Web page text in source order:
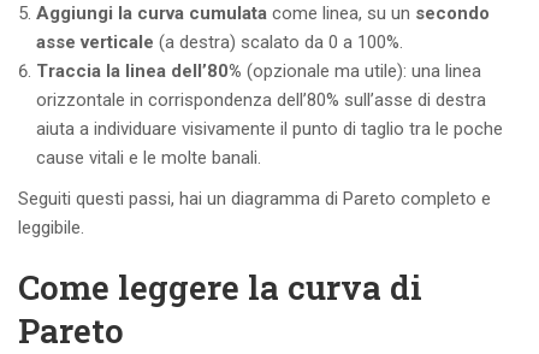
Aggiungi la curva cumulata come linea, su un secondo
asse verticale (a destra) scalato da 0 a 100%.
Traccia la linea dell’80% (opzionale ma utile): una linea
orizzontale in corrispondenza dell’80% sull’asse di destra
aiuta a individuare visivamente il punto di taglio tra le poche
cause vitali e le molte banali.
Seguiti questi passi, hai un diagramma di Pareto completo e
leggibile.
Come leggere la curva di
Pareto